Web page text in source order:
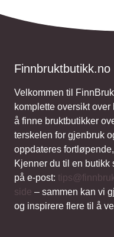
Finnbruktbutikk.no
Velkommen til
komplette oversikt
å finne bruktbutikker
terskelen for gjenbruk
oppdateres
Kjenner du til en butikk
på e-post:
side – sammen kan vi
og inspirere flere til å